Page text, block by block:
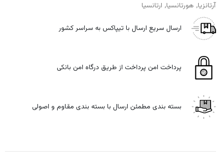
آرتانزیا هورتانسیا ارتانسیا
ارسال سریع ارسال با تیپاکس به سراسر کشور
پرداخت امن پرداخت از طریق درگاه امن بانکی
بسته بندی مطمئن ارسال با بسته بندی مقاوم و اصولی